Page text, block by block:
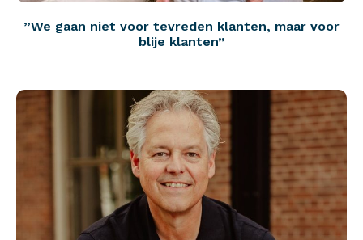
”We gaan niet voor tevreden klanten, maar voor
blije klanten”